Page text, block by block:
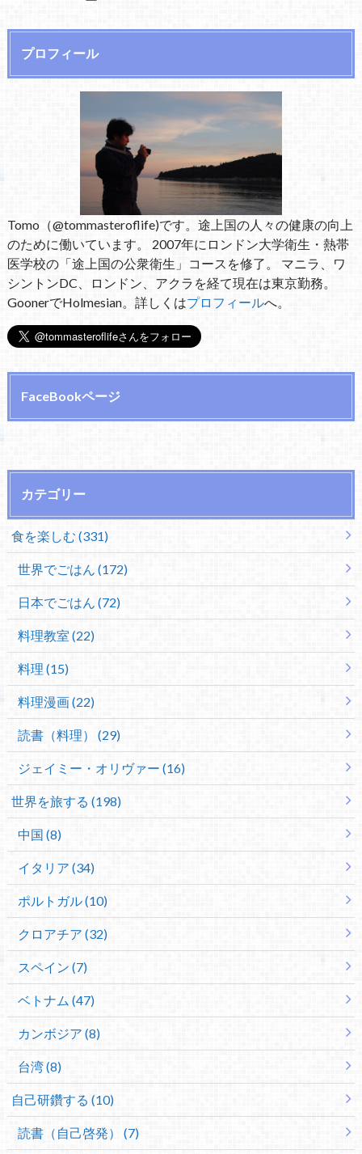
プロフィール
Tomo（@tommasteroflife)です。途上国の人々の健康の向上
のために働いています。 2007年にロンドン大学衛生・熱帯
医学校の「途上国の公衆衛生」コースを修了。 マニラ、ワ
シントンDC、ロンドン、アクラを経て現在は東京勤務。
GoonerでHolmesian。詳しくはプロフィールへ。
FaceBookページ
カテゴリー
食を楽しむ (331)
世界でごはん (172)
日本でごはん (72)
料理教室 (22)
料理 (15)
料理漫画 (22)
読書（料理） (29)
ジェイミー・オリヴァー (16)
世界を旅する (198)
中国 (8)
イタリア (34)
ポルトガル (10)
クロアチア (32)
スペイン (7)
ベトナム (47)
カンボジア (8)
台湾 (8)
自己研鑽する (10)
読書（自己啓発） (7)